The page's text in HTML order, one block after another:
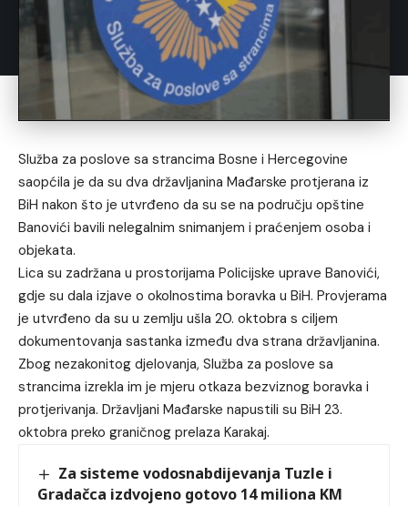
Služba za poslove sa strancima Bosne i Hercegovine
saopćila je da su dva državljanina Mađarske protjerana iz
BiH nakon što je utvrđeno da su se na području opštine
Banovići bavili nelegalnim snimanjem i praćenjem osoba i
objekata.
Lica su zadržana u prostorijama Policijske uprave Banovići,
gdje su dala izjave o okolnostima boravka u BiH. Provjerama
je utvrđeno da su u zemlju ušla 20. oktobra s ciljem
dokumentovanja sastanka između dva strana državljanina.
Zbog nezakonitog djelovanja, Služba za poslove sa
strancima izrekla im je mjeru otkaza bezviznog boravka i
protjerivanja. Državljani Mađarske napustili su BiH 23.
oktobra preko graničnog prelaza Karakaj.
Za sisteme vodosnabdijevanja Tuzle i
Gradačca izdvojeno gotovo 14 miliona KM